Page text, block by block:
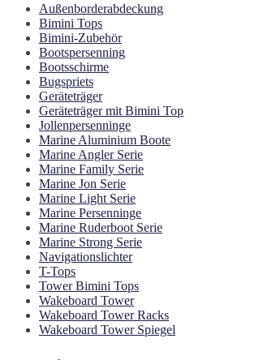
Außenborderabdeckung
Bimini Tops
Bimini-Zubehör
Bootspersenning
Bootsschirme
Bugspriets
Geräteträger
Geräteträger mit Bimini Top
Jollenpersenninge
Marine Aluminium Boote
Marine Angler Serie
Marine Family Serie
Marine Jon Serie
Marine Light Serie
Marine Persenninge
Marine Ruderboot Serie
Marine Strong Serie
Navigationslichter
T-Tops
Tower Bimini Tops
Wakeboard Tower
Wakeboard Tower Racks
Wakeboard Tower Spiegel